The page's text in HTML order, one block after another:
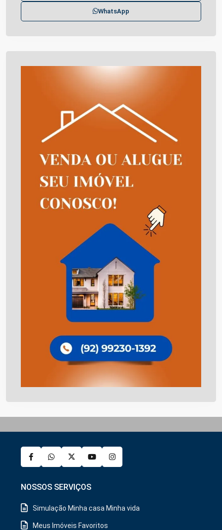
WhatsApp
NOSSOS SERVIÇOS
Simulação Minha casa Minha vida
Meus Imóveis Favoritos